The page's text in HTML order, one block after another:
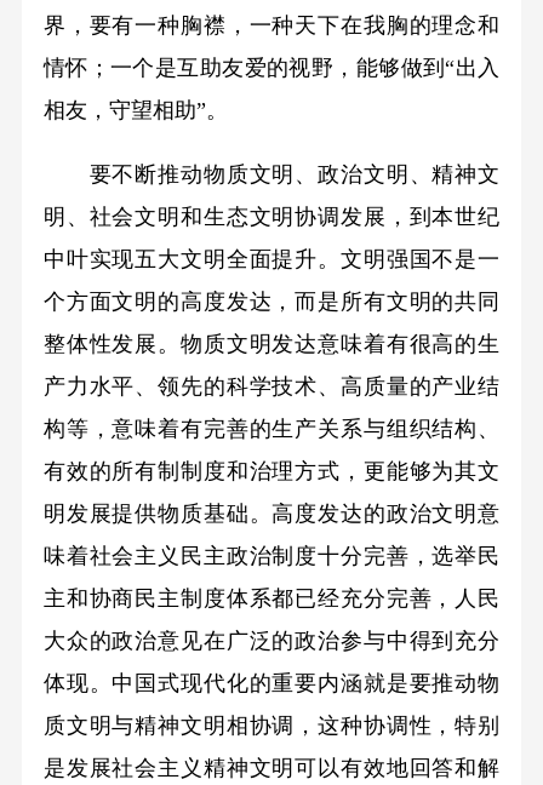
界，要有一种胸襟，一种天下在我胸的理念和
情怀；一个是互助友爱的视野，能够做到“出入
相友，守望相助”。
要不断推动物质文明、政治文明、精神文
明、社会文明和生态文明协调发展，到本世纪
中叶实现五大文明全面提升。文明强国不是一
个方面文明的高度发达，而是所有文明的共同
整体性发展。物质文明发达意味着有很高的生
产力水平、领先的科学技术、高质量的产业结
构等，意味着有完善的生产关系与组织结构、
有效的所有制制度和治理方式，更能够为其文
明发展提供物质基础。高度发达的政治文明意
味着社会主义民主政治制度十分完善，选举民
主和协商民主制度体系都已经充分完善，人民
大众的政治意见在广泛的政治参与中得到充分
体现。中国式现代化的重要内涵就是要推动物
质文明与精神文明相协调，这种协调性，特别
是发展社会主义精神文明可以有效地回答和解